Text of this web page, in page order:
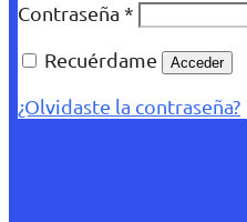
Contraseña *
Recuérdame
Acceder
¿Olvidaste la contraseña?